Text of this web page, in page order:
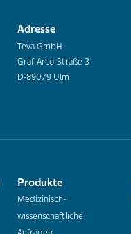
Adresse
Teva GmbH
Graf-Arco-Straße 3
D-89079 Ulm
Produkte
Medizinisch-
wissenschaftliche